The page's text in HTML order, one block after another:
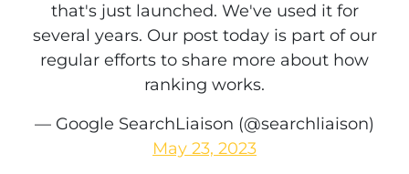
that's just launched. We've used it for
several years. Our post today is part of our
regular efforts to share more about how
ranking works.
— Google SearchLiaison (@searchliaison)
May 23, 2023